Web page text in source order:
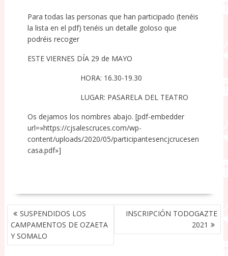
Para todas las personas que han participado (tenéis
la lista en el pdf) tenéis un detalle goloso que
podréis recoger
ESTE VIERNES DÍA 29 de MAYO
HORA: 16.30-19.30
LUGAR: PASARELA DEL TEATRO
Os dejamos los nombres abajo. [pdf-embedder
url=»https://cjsalescruces.com/wp-
content/uploads/2020/05/participantesencjcrucesen
casa.pdf»]
NAVEGACIÓN
DE
ENTRADAS
SUSPENDIDOS LOS
CAMPAMENTOS DE OZAETA
Y SOMALO
INSCRIPCIÓN TODOGAZTE
2021